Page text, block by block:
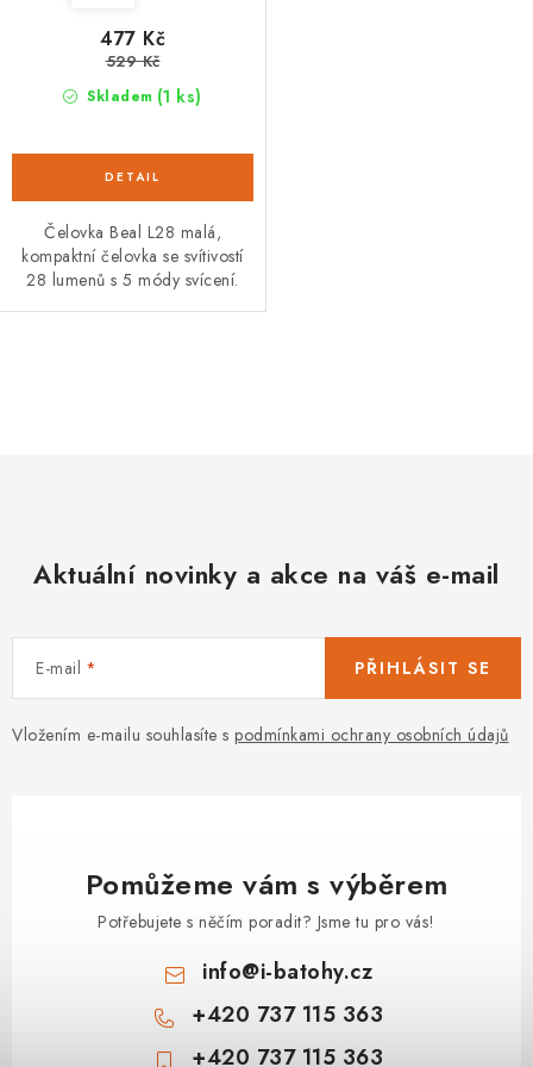
Skladem (1 ks)
477 Kč
529 Kč
Čelovka Beal L28 malá,
kompaktní čelovka se svítivostí
28 lumenů s 5 módy svícení.
p
v
k
Aktuální novinky a akce na váš e-mail
E-mail
Vložením e-mailu souhlasíte s podmínkami ochrany osobních údajů
PŘIHLÁSIT SE
Pomůžeme vám s výběrem
Potřebujete s něčím poradit? Jsme tu pro vás!
info@i-batohy.cz
+420 737 115 363
+420 737 115 363